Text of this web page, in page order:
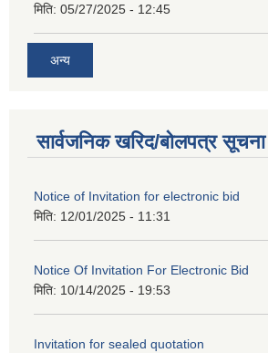
मिति: 05/27/2025 - 12:45
अन्य
सार्वजनिक खरिद/बोलपत्र सूचना
Notice of Invitation for electronic bid
मिति: 12/01/2025 - 11:31
Notice Of Invitation For Electronic Bid
मिति: 10/14/2025 - 19:53
Invitation for sealed quotation